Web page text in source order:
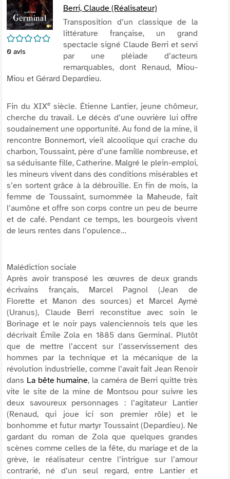
/5
0 avis
Berri, Claude (Réalisateur)
Transposition d’un classique de la
littérature française, un grand
spectacle signé Claude Berri et servi
par une pléiade d’acteurs
remarquables, dont Renaud, Miou-
Miou et Gérard Depardieu.
Fin du XIXe siècle. Étienne Lantier, jeune chômeur,
cherche du travail. Le décès d’une ouvrière lui offre
soudainement une opportunité. Au fond de la mine, il
rencontre Bonnemort, vieil alcoolique qui crache du
charbon, Toussaint, père d’une famille nombreuse, et
sa séduisante fille, Catherine. Malgré le plein-emploi,
les mineurs vivent dans des conditions misérables et
s’en sortent grâce à la débrouille. En fin de mois, la
femme de Toussaint, surnommée la Maheude, fait
l’aumône et offre son corps contre un peu de beurre
et de café. Pendant ce temps, les bourgeois vivent
de leurs rentes dans l’opulence…
Malédiction sociale
Après avoir transposé les œuvres de deux grands
écrivains français, Marcel Pagnol (Jean de
Florette et Manon des sources) et Marcel Aymé
(Uranus), Claude Berri reconstitue avec soin le
Borinage et le noir pays valenciennois tels que les
décrivait Émile Zola en 1885 dansGerminal. Plutôt
que de mettre l’accent sur l’asservissement des
hommes par la technique et la mécanique de la
révolution industrielle, comme l’avait fait Jean Renoir
dans La bête humaine, la caméra de Berri quitte très
vite le site de la mine de Montsou pour suivre les
deux savoureux personnages : l’agitateur Lantier
(Renaud, qui joue ici son premier rôle) et le
bonhomme et futur martyr Toussaint (Depardieu). Ne
gardant du roman de Zola que quelques grandes
scènes comme celles de la fête, du mariage et de la
grève, le réalisateur centre l’intrigue sur l’amour
contrarié, né d’un seul regard, entre Lantier et